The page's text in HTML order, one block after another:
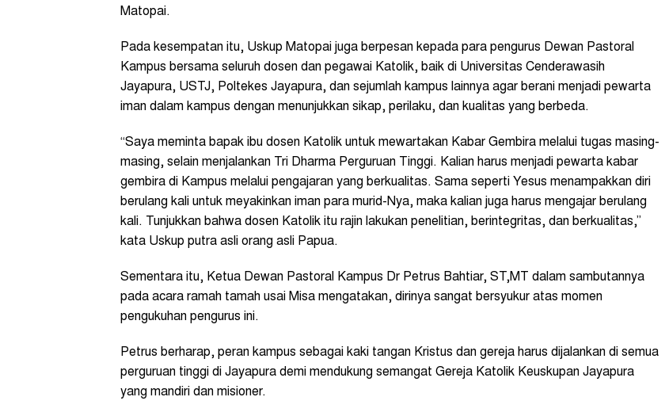
Matopai.
Pada kesempatan itu, Uskup Matopai juga berpesan kepada para pengurus Dewan Pastoral
Kampus bersama seluruh dosen dan pegawai Katolik, baik di Universitas Cenderawasih
Jayapura, USTJ, Poltekes Jayapura, dan sejumlah kampus lainnya agar berani menjadi pewarta
iman dalam kampus dengan menunjukkan sikap, perilaku, dan kualitas yang berbeda.
“Saya meminta bapak ibu dosen Katolik untuk mewartakan Kabar Gembira melalui tugas masing-
masing, selain menjalankan Tri Dharma Perguruan Tinggi. Kalian harus menjadi pewarta kabar
gembira di Kampus melalui pengajaran yang berkualitas. Sama seperti Yesus menampakkan diri
berulang kali untuk meyakinkan iman para murid-Nya, maka kalian juga harus mengajar berulang
kali. Tunjukkan bahwa dosen Katolik itu rajin lakukan penelitian, berintegritas, dan berkualitas,”
kata Uskup putra asli orang asli Papua.
Sementara itu, Ketua Dewan Pastoral Kampus Dr Petrus Bahtiar, ST,MT dalam sambutannya
pada acara ramah tamah usai Misa mengatakan, dirinya sangat bersyukur atas momen
pengukuhan pengurus ini.
Petrus berharap, peran kampus sebagai kaki tangan Kristus dan gereja harus dijalankan di semua
perguruan tinggi di Jayapura demi mendukung semangat Gereja Katolik Keuskupan Jayapura
yang mandiri dan misioner.